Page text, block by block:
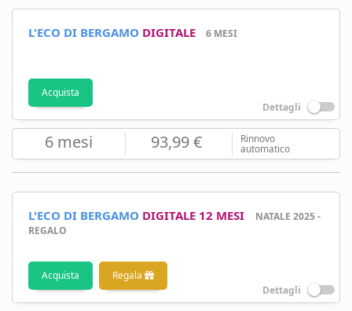
L'ECO DI BERGAMO DIGITALE 6 MESI
Acquista
Dettagli
6 mesi 93,99 € Rinnovo
automatico
L'ECO DI BERGAMO DIGITALE 12 MESI
NATALE 2025 -
REGALO
Acquista
Regala
Dettagli